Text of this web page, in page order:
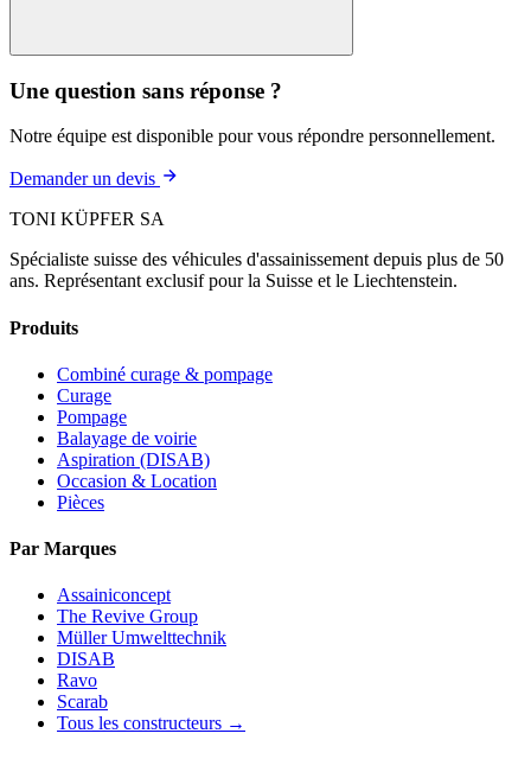
Une question sans réponse ?
Notre équipe est disponible pour vous répondre personnellement.
Demander un devis
TONI KÜPFER SA
Spécialiste suisse des véhicules d'assainissement depuis plus de 50
ans. Représentant exclusif pour la Suisse et le Liechtenstein.
Produits
Combiné curage & pompage
Curage
Pompage
Balayage de voirie
Aspiration (DISAB)
Occasion & Location
Pièces
Par Marques
Assainiconcept
The Revive Group
Müller Umwelttechnik
DISAB
Ravo
Scarab
Tous les constructeurs →